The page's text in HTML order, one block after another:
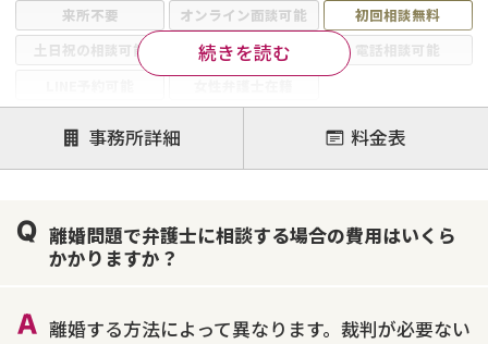
来所不要 オンライン面談可能
初回相談無料
土日祝の相談可能
19時以降電話可能
電話相談可能
注力案件
離婚前相談
離婚調停
離婚裁判
不貞・不倫慰謝料請求
国際離婚
養育費問題
財産分与
続きを読む
事務所詳細 料金表
離婚問題で弁護士に相談する場合の費用はいくら
かかりますか？
離婚する方法によって異なります。裁判が必要ない